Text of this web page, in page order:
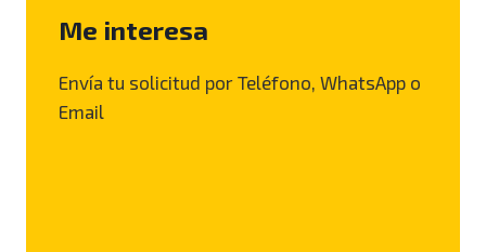
Me interesa
Envía tu solicitud por Teléfono, WhatsApp o
Email